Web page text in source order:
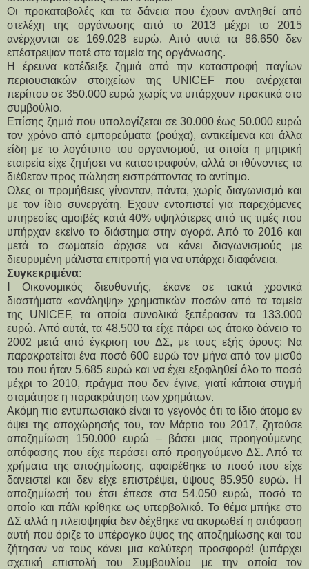
Οι προκαταβολές και τα δάνεια που έχουν αντληθεί από
στελέχη της οργάνωσης από το 2013 μέχρι το 2015
ανέρχονται σε 169.028 ευρώ. Από αυτά τα 86.650 δεν
επέστρεψαν ποτέ στα ταμεία της οργάνωσης.
Η έρευνα κατέδειξε ζημιά από την καταστροφή παγίων
περιουσιακών στοιχείων της UNICEF που ανέρχεται
περίπου σε 350.000 ευρώ χωρίς να υπάρχουν πρακτικά στο
συμβούλιο.
Επίσης ζημιά που υπολογίζεται σε 30.000 έως 50.000 ευρώ
τον χρόνο από εμπορεύματα (ρούχα), αντικείμενα και άλλα
είδη με το λογότυπο του οργανισμού, τα οποία η μητρική
εταιρεία είχε ζητήσει να καταστραφούν, αλλά οι ιθύνοντες τα
διέθεταν προς πώληση εισπράττοντας το αντίτιμο.
Ολες οι προμήθειες γίνονταν, πάντα, χωρίς διαγωνισμό και
με τον ίδιο συνεργάτη. Εχουν εντοπιστεί για παρεχόμενες
υπηρεσίες αμοιβές κατά 40% υψηλότερες από τις τιμές που
υπήρχαν εκείνο το διάστημα στην αγορά. Από το 2016 και
μετά το σωματείο άρχισε να κάνει διαγωνισμούς με
διευρυμένη μάλιστα επιτροπή για να υπάρχει διαφάνεια.
Συγκεκριμένα:
Οικονομικός διευθυντής, έκανε σε τακτά χρονικά
διαστήματα «ανάληψη» χρηματικών ποσών από τα ταμεία
της UNICEF, τα οποία συνολικά ξεπέρασαν τα 133.000
ευρώ. Από αυτά, τα 48.500 τα είχε πάρει ως άτοκο δάνειο το
2002 μετά από έγκριση του ΔΣ, με τους εξής όρους: Να
παρακρατείται ένα ποσό 600 ευρώ τον μήνα από τον μισθό
του που ήταν 5.685 ευρώ και να έχει εξοφληθεί όλο το ποσό
μέχρι το 2010, πράγμα που δεν έγινε, γιατί κάποια στιγμή
σταμάτησε η παρακράτηση των χρημάτων.
Ακόμη πιο εντυπωσιακό είναι το γεγονός ότι το ίδιο άτομο εν
όψει της αποχώρησής του, τον Μάρτιο του 2017, ζητούσε
αποζημίωση 150.000 ευρώ – βάσει μιας προηγούμενης
απόφασης που είχε περάσει από προηγούμενο ΔΣ. Από τα
χρήματα της αποζημίωσης, αφαιρέθηκε το ποσό που είχε
δανειστεί και δεν είχε επιστρέψει, ύψους 85.950 ευρώ. Η
αποζημίωσή του έτσι έπεσε στα 54.050 ευρώ, ποσό το
οποίο και πάλι κρίθηκε ως υπερβολικό. Το θέμα μπήκε στο
ΔΣ αλλά η πλειοψηφία δεν δέχθηκε να ακυρωθεί η απόφαση
αυτή που όριζε το υπέρογκο ύψος της αποζημίωσης και του
ζήτησαν να τους κάνει μια καλύτερη προσφορά! (υπάρχει
σχετική επιστολή του Συμβουλίου με την οποία τον